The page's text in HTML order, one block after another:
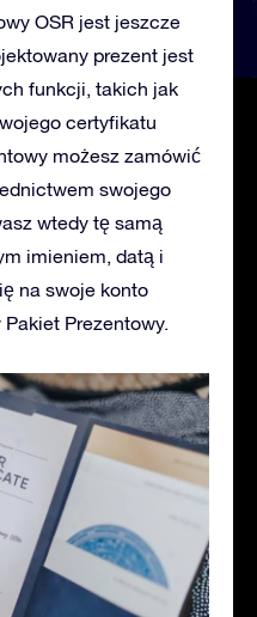
OSR jest jeszcze
prezent jest
funkcji, takich jak
certyfikatu
możesz zamówić
swojego
wtedy tę samą
imieniem, datą i
na swoje konto
Prezentowy.